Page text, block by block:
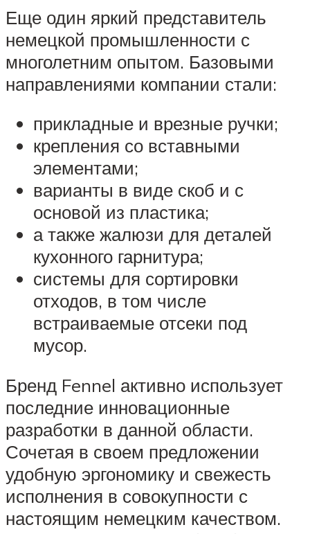
Еще один яркий представитель
немецкой промышленности с
многолетним опытом. Базовыми
направлениями компании стали:
прикладные и врезные ручки;
крепления со вставными
элементами;
варианты в виде скоб и с
основой из пластика;
а также жалюзи для деталей
кухонного гарнитура;
системы для сортировки
отходов, в том числе
встраиваемые отсеки под
мусор.
Бренд Fennel активно использует
последние инновационные
разработки в данной области.
Сочетая в своем предложении
удобную эргономику и свежесть
исполнения в совокупности с
настоящим немецким качеством.